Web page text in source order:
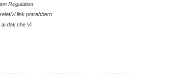
Regulation
link potrebbero
dati che Vi